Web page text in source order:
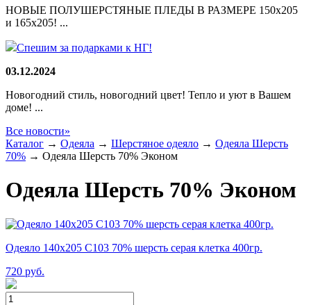
НОВЫЕ ПОЛУШЕРСТЯНЫЕ ПЛЕДЫ В РАЗМЕРЕ 150х205
и 165х205! ...
Спешим за подарками к НГ!
03.12.2024
Новогодний стиль, новогодний цвет! Тепло и уют в Вашем
доме! ...
Все новости»
Каталог → Одеяла → Шерстяное одеяло → Одеяла Шерсть
70% → Одеяла Шерсть 70% Эконом
Одеяла Шерсть 70% Эконом
Одеяло 140х205 С103 70% шерсть серая клетка 400гр.
720 руб.